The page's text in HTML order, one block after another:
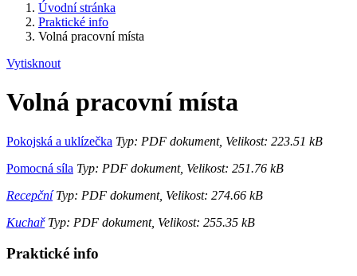
Úvodní stránka
Praktické info
Volná pracovní místa
Vytisknout
Volná pracovní místa
Pokojská a uklízečka Typ: PDF dokument, Velikost: 223.51 kB
Pomocná síla Typ: PDF dokument, Velikost: 251.76 kB
RecepčníTyp: PDF dokument, Velikost: 274.66 kB
KuchařTyp: PDF dokument, Velikost: 255.35 kB
Praktické info